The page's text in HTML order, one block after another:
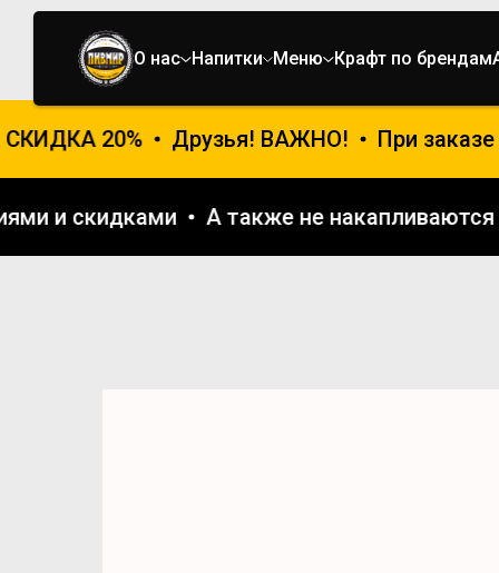
О нас Напитки Меню Крафт по брендам
20% Друзья! ВАЖНО! При заказе с
и скидками А также не